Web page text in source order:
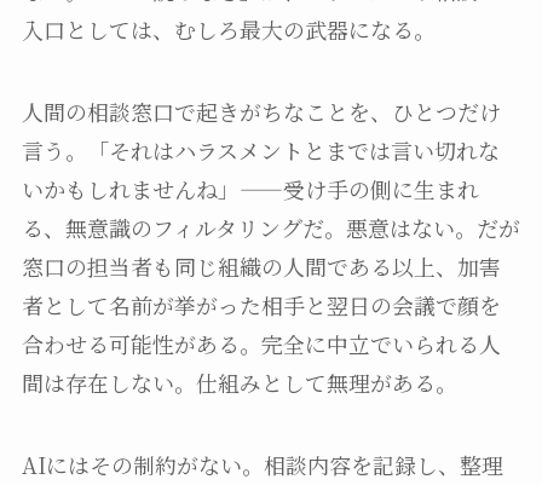
入口としては、むしろ最大の武器になる。
人間の相談窓口で起きがちなことを、ひとつだけ
言う。「それはハラスメントとまでは言い切れな
いかもしれませんね」——受け手の側に生まれ
る、無意識のフィルタリングだ。悪意はない。だが
窓口の担当者も同じ組織の人間である以上、加害
者として名前が挙がった相手と翌日の会議で顔を
合わせる可能性がある。完全に中立でいられる人
間は存在しない。仕組みとして無理がある。
AIにはその制約がない。相談内容を記録し、整理